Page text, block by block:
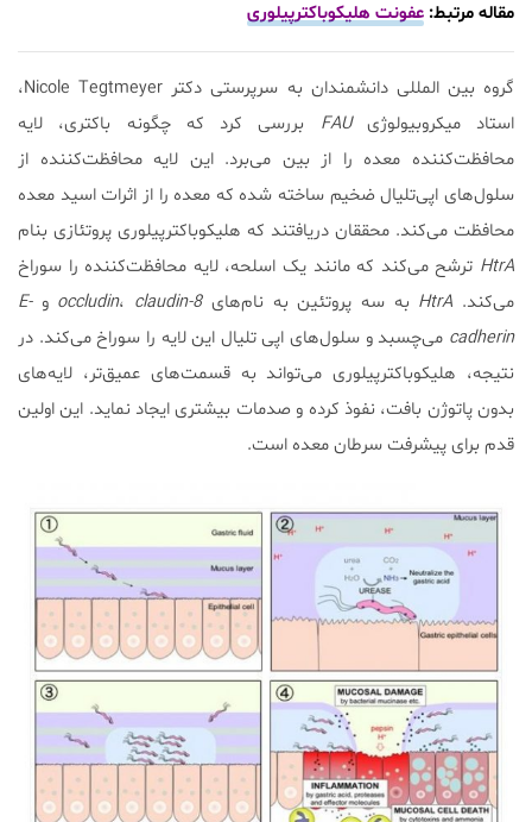
مقاله مرتبط: عفونت هلیکوباکترپیلوری
گروه بین المللی دانشمندان به سرپرستی دکتر Nicole Tegtmeyer،
استاد میکروبیولوژیFAU بررسی کرد که چگونه باکتری، لایه
محافظت‌کننده معده را از بین می‌برد. این لایه محافظت‌کننده از
سلول‌های اپی‌تلیال ضخیم ساخته شده که معده را از اثرات اسید معده
محافظت می‌کند. محققان دریافتند که هلیکوباکترپیلوری پروتئازی بنام
HtrA ترشح می‌کند که مانند یک اسلحه، لایه محافظت‌کننده را سوراخ
می‌کند. HtrA به سه پروتئین به نام‌های occludin، claudin-8 وE-
cadherin می‌چسبد و سلول‌های اپی تلیال این لایه را سوراخ می‌کند. در
نتیجه، هلیکوباکترپیلوری می‌تواند به قسمت‌های عمیق‌تر، لایه‌های
بدون پاتوژن بافت، نفوذ کرده و صدمات بیشتری ایجاد نماید. این اولین
قدم برای پیشرفت سرطان معده است.